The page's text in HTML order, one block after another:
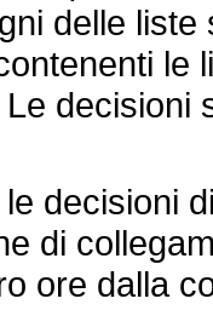
delle
le
decisioni
decisioni di
di
ore dalla